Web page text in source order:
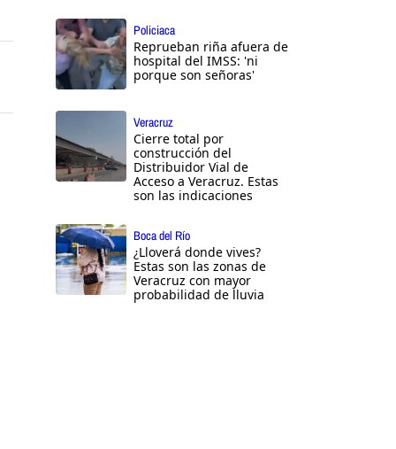
Policiaca
Reprueban riña afuera de
hospital del IMSS: 'ni
porque son señoras'
Veracruz
Cierre total por
construcción del
Distribuidor Vial de
Acceso a Veracruz. Estas
son las indicaciones
Boca del Río
¿Lloverá donde vives?
Estas son las zonas de
Veracruz con mayor
probabilidad de lluvia